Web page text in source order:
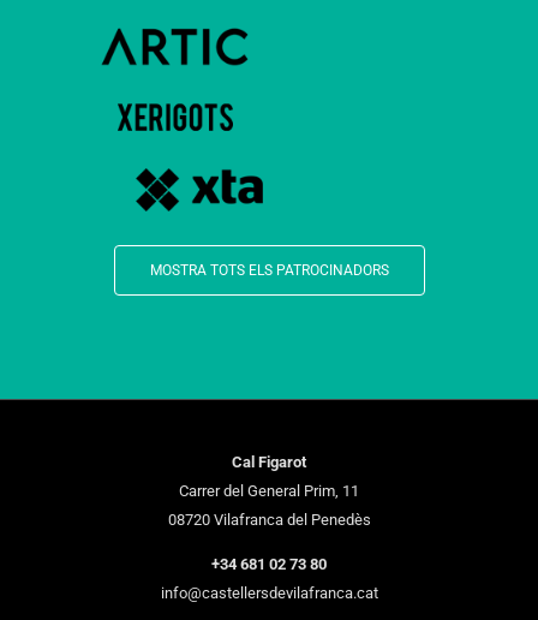
MOSTRA TOTS ELS PATROCINADORS
Cal Figarot
Carrer del General Prim, 11
08720 Vilafranca del Penedès
+34 681 02 73 80
info@castellersdevilafranca.cat